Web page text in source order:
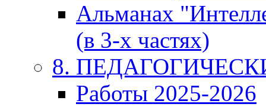
Альманах
(в 3-х частях)
8.
Работы 2025-2026